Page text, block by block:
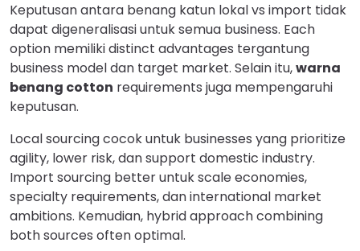
Keputusan antara benang katun lokal vs import tidak
dapat digeneralisasi untuk semua business. Each
option memiliki distinct advantages tergantung
business model dan target market. Selain itu,warna
benang cotton requirements juga mempengaruhi
keputusan.
Local sourcing cocok untuk businesses yang prioritize
agility, lower risk, dan support domestic industry.
Import sourcing better untuk scale economies,
specialty requirements, dan international market
ambitions. Kemudian, hybrid approach combining
both sources often optimal.